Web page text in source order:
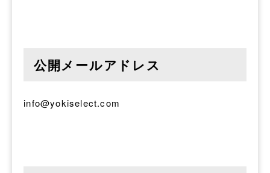
公開メールアドレス
info@yokiselect.com